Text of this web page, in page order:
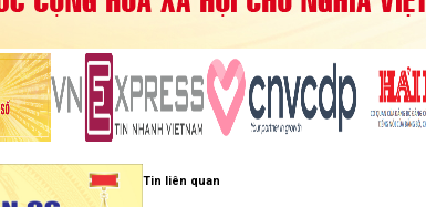
Tin liên quan